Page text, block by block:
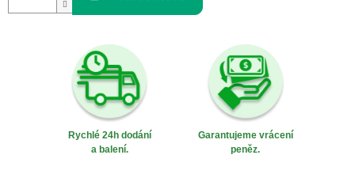
Rychlé 24h dodání
a balení.
Garantujeme vrácení
peněz.